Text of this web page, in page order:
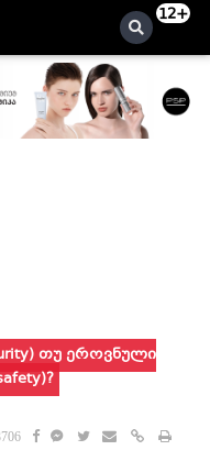
12+
თუ ეროვნული